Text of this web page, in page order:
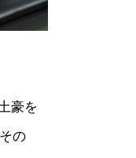
豪を
の